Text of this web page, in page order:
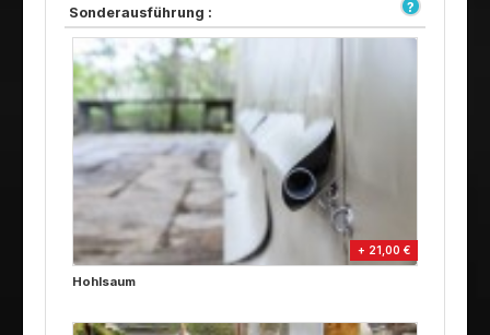
Sonderausführung :
+ 21,00 €
Hohlsaum